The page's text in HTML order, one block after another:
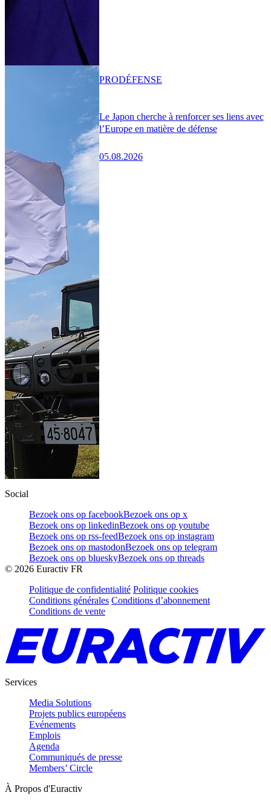
Le Japon cherche à renforcer ses liens avec
l’Europe en matière de défense
05.08.2026
PRODÉFENSE
Social
Bezoek ons op facebookBezoek ons op x
Bezoek ons op linkedinBezoek ons op youtube
Bezoek ons op rss-feedBezoek ons op instagram
Bezoek ons op mastodonBezoek ons op telegram
Bezoek ons op blueskyBezoek ons op threads
© 2026 Euractiv FR
Politique de confidentialité Politique cookies
Conditions générales Conditions d’abonnement
Conditions de vente
Services
Media Solutions
Projets publics européens
Evénements
Emplois
Agenda
Communiqués de presse
Members’ Circle
À Propos d'Euractiv